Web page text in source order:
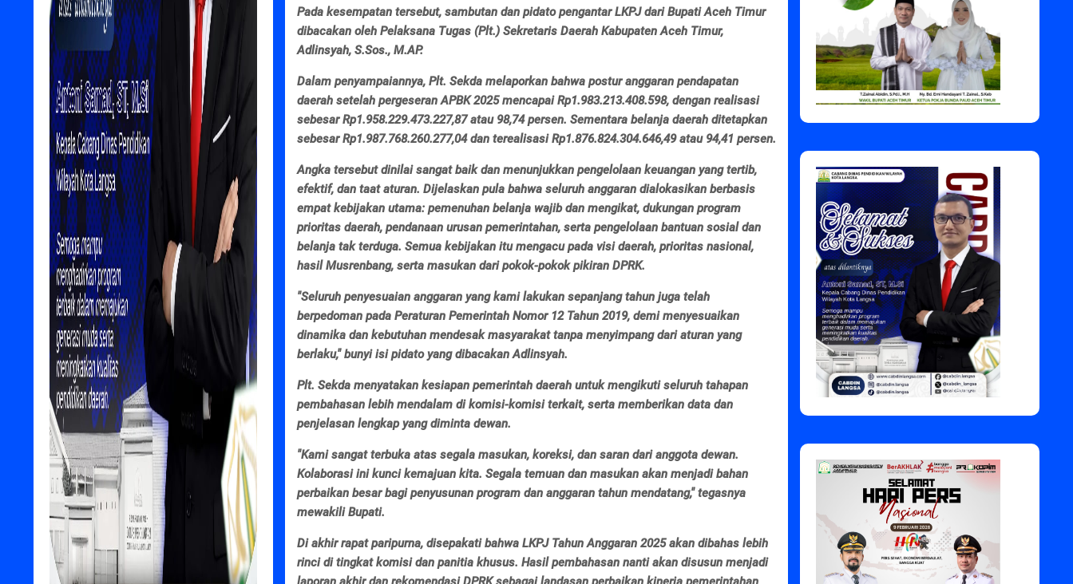
Pada kesempatan tersebut, sambutan dan pidato pengantar LKPJ dari Bupati Aceh Timur
dibacakan oleh Pelaksana Tugas (Plt.) Sekretaris Daerah Kabupaten Aceh Timur,
Adlinsyah, S.Sos., M.AP.
Dalam penyampaiannya, Plt. Sekda melaporkan bahwa postur anggaran pendapatan
daerah setelah pergeseran APBK 2025 mencapai Rp1.983.213.408.598, dengan realisasi
sebesar Rp1.958.229.473.227,87 atau 98,74 persen. Sementara belanja daerah ditetapkan
sebesar Rp1.987.768.260.277,04 dan terealisasi Rp1.876.824.304.646,49 atau 94,41 persen.
Angka tersebut dinilai sangat baik dan menunjukkan pengelolaan keuangan yang tertib,
efektif, dan taat aturan. Dijelaskan pula bahwa seluruh anggaran dialokasikan berbasis
empat kebijakan utama: pemenuhan belanja wajib dan mengikat, dukungan program
prioritas daerah, pendanaan urusan pemerintahan, serta pengelolaan bantuan sosial dan
belanja tak terduga. Semua kebijakan itu mengacu pada visi daerah, prioritas nasional,
hasil Musrenbang, serta masukan dari pokok-pokok pikiran DPRK.
"Seluruh penyesuaian anggaran yang kami lakukan sepanjang tahun juga telah
berpedoman pada Peraturan Pemerintah Nomor 12 Tahun 2019, demi menyesuaikan
dinamika dan kebutuhan mendesak masyarakat tanpa menyimpang dari aturan yang
berlaku," bunyi isi pidato yang dibacakan Adlinsyah.
Plt. Sekda menyatakan kesiapan pemerintah daerah untuk mengikuti seluruh tahapan
pembahasan lebih mendalam di komisi-komisi terkait, serta memberikan data dan
penjelasan lengkap yang diminta dewan.
"Kami sangat terbuka atas segala masukan, koreksi, dan saran dari anggota dewan.
Kolaborasi ini kunci kemajuan kita. Segala temuan dan masukan akan menjadi bahan
perbaikan besar bagi penyusunan program dan anggaran tahun mendatang," tegasnya
mewakili Bupati.
Di akhir rapat paripurna, disepakati bahwa LKPJ Tahun Anggaran 2025 akan dibahas lebih
rinci di tingkat komisi dan panitia khusus. Hasil pembahasan nanti akan disusun menjadi